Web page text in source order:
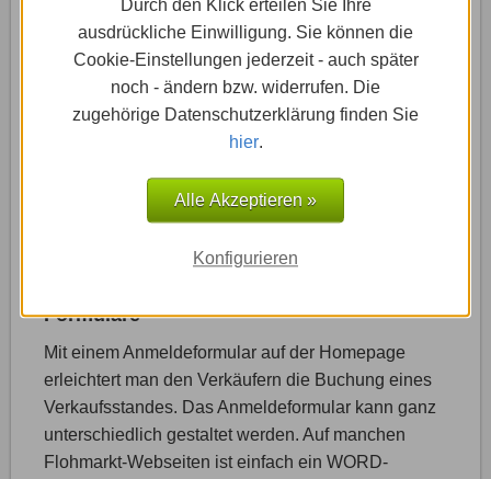
Durch den Klick erteilen Sie Ihre
ausdrückliche Einwilligung. Sie können die
Cookie-Einstellungen jederzeit - auch später
noch - ändern bzw. widerrufen. Die
zugehörige Datenschutzerklärung finden Sie
hier.
Alle Akzeptieren »
Konfigurieren
Formulare
Mit einem Anmeldeformular auf der Homepage
erleichtert man den Verkäufern die Buchung eines
Verkaufsstandes. Das Anmeldeformular kann ganz
unterschiedlich gestaltet werden. Auf manchen
Flohmarkt-Webseiten ist einfach ein WORD-